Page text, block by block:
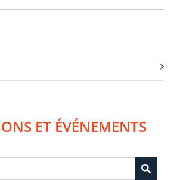
ET ÉVÉNEMENTS